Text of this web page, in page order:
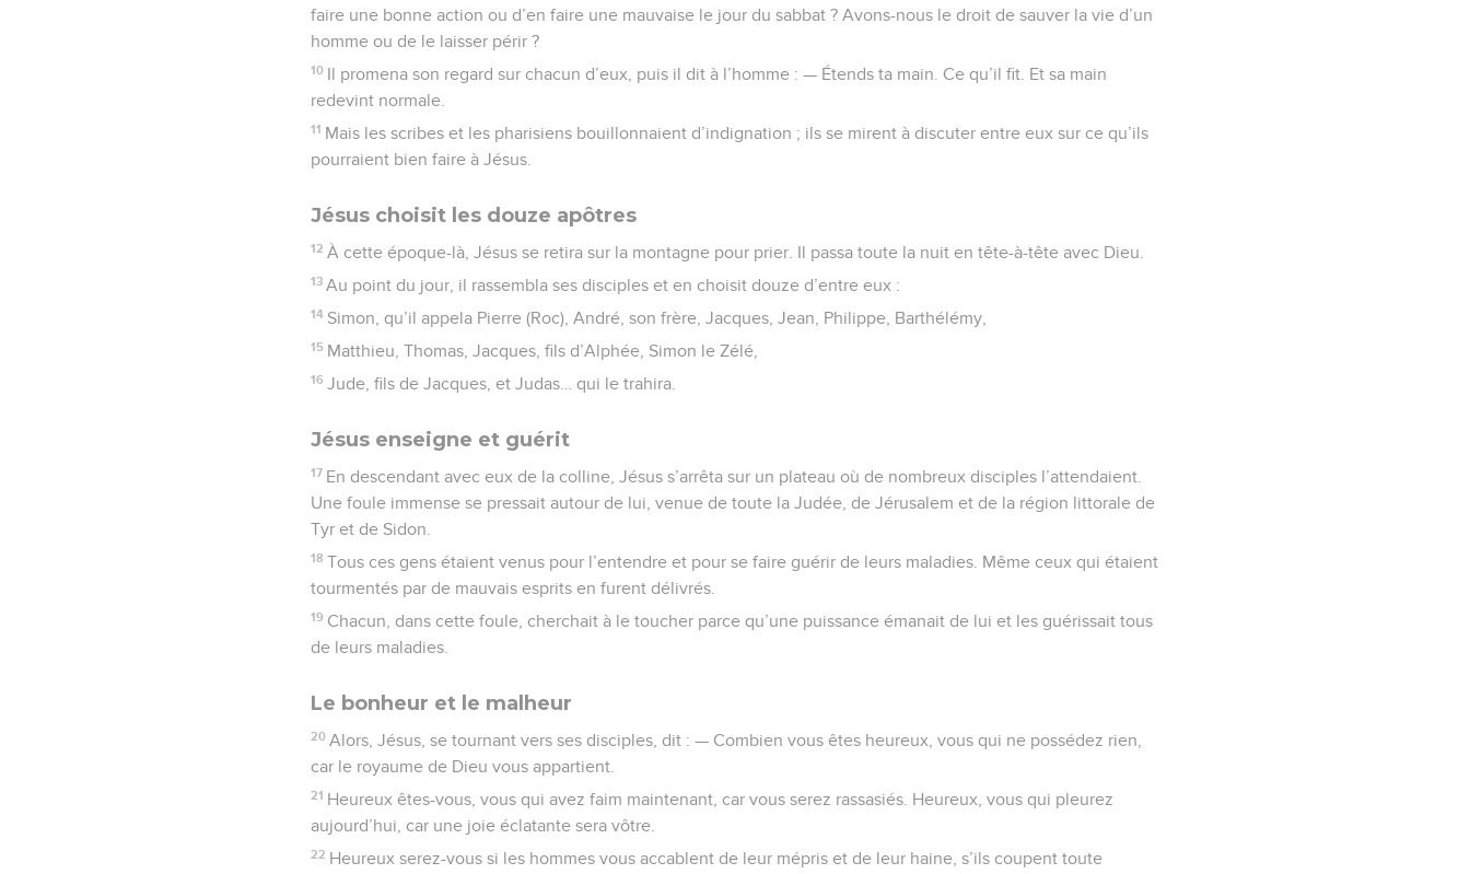
faire une bonne action ou d’en faire une mauvaise le jour du sabbat ? Avons-nous le droit de sauver la vie d’un
homme ou de le laisser périr ?
10 Il promena son regard sur chacun d’eux, puis il dit à l’homme : — Étends ta main. Ce qu’il fit. Et sa main
redevint normale.
11 Mais les scribes et les pharisiens bouillonnaient d’indignation ; ils se mirent à discuter entre eux sur ce qu’ils
pourraient bien faire à Jésus.
Jésus choisit les douze apôtres
12 À cette époque-là, Jésus se retira sur la montagne pour prier. Il passa toute la nuit en tête-à-tête avec Dieu.
13 Au point du jour, il rassembla ses disciples et en choisit douze d’entre eux :
14 Simon, qu’il appela Pierre (Roc), André, son frère, Jacques, Jean, Philippe, Barthélémy,
15 Matthieu, Thomas, Jacques, fils d’Alphée, Simon le Zélé,
16 Jude, fils de Jacques, et Judas… qui le trahira.
Jésus enseigne et guérit
17 En descendant avec eux de la colline, Jésus s’arrêta sur un plateau où de nombreux disciples l’attendaient.
Une foule immense se pressait autour de lui, venue de toute la Judée, de Jérusalem et de la région littorale de
Tyr et de Sidon.
18 Tous ces gens étaient venus pour l’entendre et pour se faire guérir de leurs maladies. Même ceux qui étaient
tourmentés par de mauvais esprits en furent délivrés.
19 Chacun, dans cette foule, cherchait à le toucher parce qu’une puissance émanait de lui et les guérissait tous
de leurs maladies.
Le bonheur et le malheur
20 Alors, Jésus, se tournant vers ses disciples, dit : — Combien vous êtes heureux, vous qui ne possédez rien,
car le royaume de Dieu vous appartient.
21 Heureux êtes-vous, vous qui avez faim maintenant, car vous serez rassasiés. Heureux, vous qui pleurez
aujourd’hui, car une joie éclatante sera vôtre.
22 Heureux serez-vous si les hommes vous accablent de leur mépris et de leur haine, s’ils coupent toute